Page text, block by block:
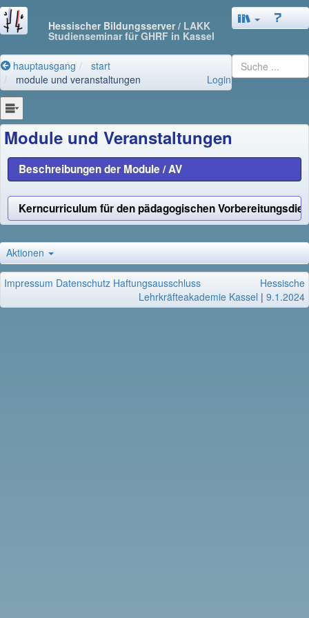
Hessischer Bildungsserver/ LAKK
Studienseminar für GHRF in Kassel
hauptausgang
start
module und veranstaltungen
Login
Module und Veranstaltungen
Beschreibungen der Module / AV
Kerncurriculum für den pädagogischen
Aktionen
Impressum Datenschutz Haftungsausschluss
Hessische
Lehrkräfteakademie Kassel | 9.1.2024